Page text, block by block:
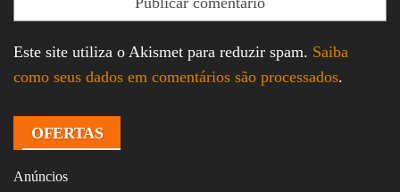
Este site utiliza o Akismet para reduzir spam. Saiba
como seus dados em comentários são processados.
OFERTAS
Anúncios